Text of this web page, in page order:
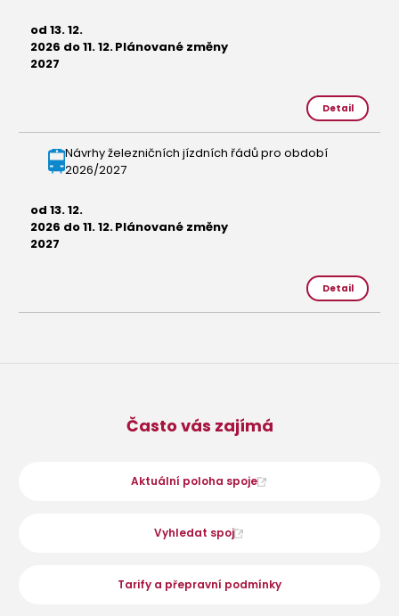
od 13. 12.
2026 do 11. 12.
2027
Plánované změny
Detail
Návrhy železničních jízdních řádů pro období
2026/2027
od 13. 12.
2026 do 11. 12.
2027
Plánované změny
Detail
Často vás zajímá
Aktuální poloha spoje
Vyhledat spoj
Tarify a přepravní podmínky